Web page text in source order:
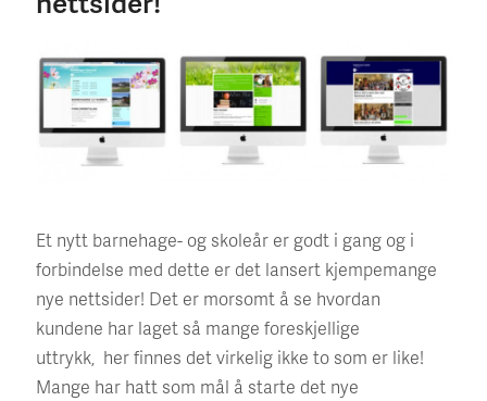
Et nytt barnehage- og skoleår er godt i gang og i
forbindelse med dette er det lansert kjempemange
nye nettsider! Det er morsomt å se hvordan
kundene har laget så mange foreskjellige
uttrykk, her finnes det virkelig ikke to som er like!
Mange har hatt som mål å starte det nye